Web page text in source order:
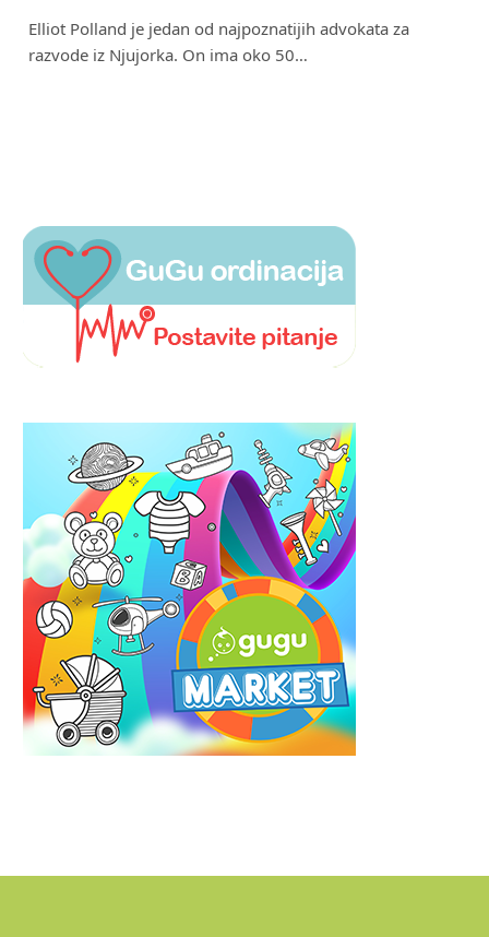
Elliot Polland je jedan od najpoznatijih advokata za
razvode iz Njujorka. On ima oko 50…